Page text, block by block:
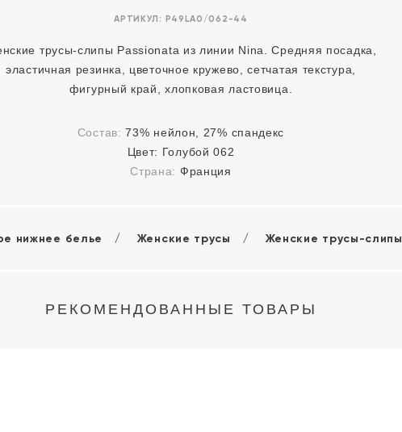
АРТИКУЛ: P49LA0/062-44
трусы-слипы Passionata из линии Nina. Средняя посадка,
эластичная резинка, цветочное кружево, сетчатая текстура,
фигурный край, хлопковая ластовица.
Состав:73% нейлон, 27% спандекс
Цвет: Голубой 062
Страна: Франция
нижнее белье Женские трусы Женские трусы-слипы
РЕКОМЕНДОВАННЫЕ ТОВАРЫ